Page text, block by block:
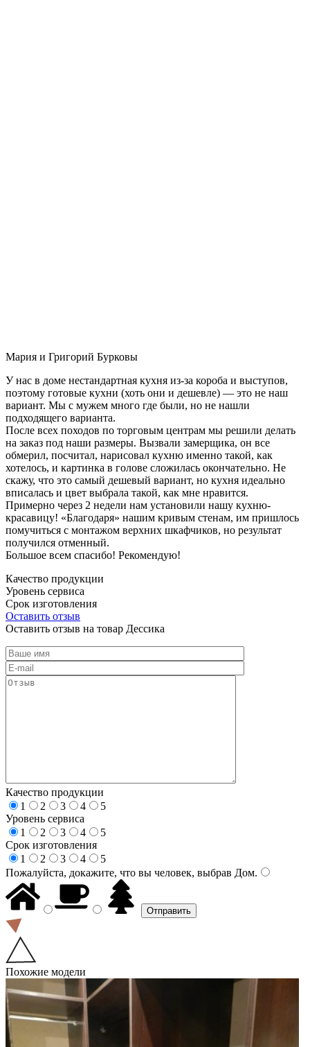
Мария и Григорий Бурковы
У нас в доме нестандартная кухня из-за короба и выступов,
поэтому готовые кухни (хоть они и дешевле) — это не наш
вариант. Мы с мужем много где были, но не нашли
подходящего варианта.
После всех походов по торговым центрам мы решили делать
на заказ под наши размеры. Вызвали замерщика, он все
обмерил, посчитал, нарисовал кухню именно такой, как
хотелось, и картинка в голове сложилась окончательно. Не
скажу, что это самый дешевый вариант, но кухня идеально
вписалась и цвет выбрала такой, как мне нравится.
Примерно через 2 недели нам установили нашу кухню-
красавицу! «Благодаря» нашим кривым стенам, им пришлось
помучиться с монтажом верхних шкафчиков, но результат
получился отменный.
Большое всем спасибо! Рекомендую!
Качество продукции
Уровень сервиса
Срок изготовления
Оставить отзыв
Оставить отзыв на товар Дессика
Качество продукции
1
2 3 4
5
Уровень сервиса
1
2 3 4
5
Срок изготовления
1
2 3 4
5
Пожалуйста, докажите, что вы человек, выбрав Дом.
Похожие модели